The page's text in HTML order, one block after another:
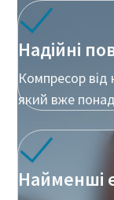
Усе, що вам
Дізнайтеся, як
Надійні
Компресор від
який вже понад
Найменші